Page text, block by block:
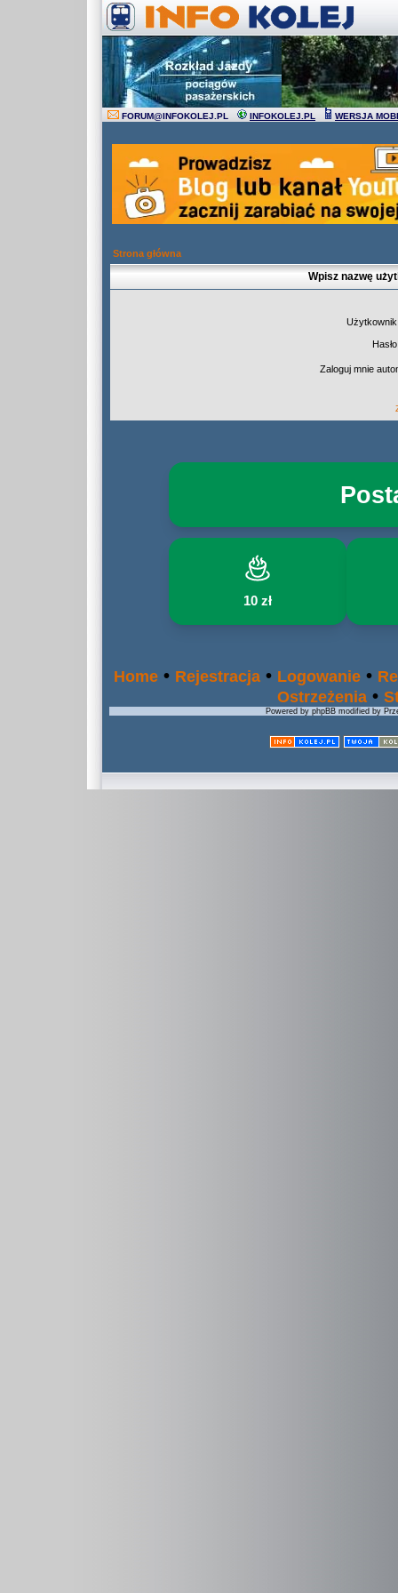
FORUM@INFOKOLEJ.PL INFOKOLEJ.PL WERSJA
Strona główna
Wpisz nazwę
Zaloguj mnie
10 zł
Home • Rejestracja • Logowanie •
Ostrzeżenia •
Powered by phpBB modified by